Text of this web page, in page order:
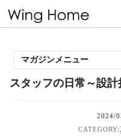
マガジンメニュー
施工事例
スタッフの日常～設
2024/